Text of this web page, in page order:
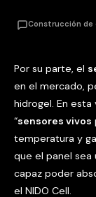
Construcción de
Por su parte, el
en el mercado,
hidrogel. En
“sensores vivos
temperatura y
que el panel sea
capaz poder
el NIDO Cell.